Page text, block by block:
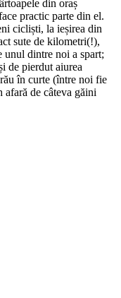
din oraș
practic parte din el.
cicliști, la ieșirea din
sute de kilometri(!),
unul dintre noi a spart;
de pierdut aiurea
în curte (între noi fie
afară de câteva găini